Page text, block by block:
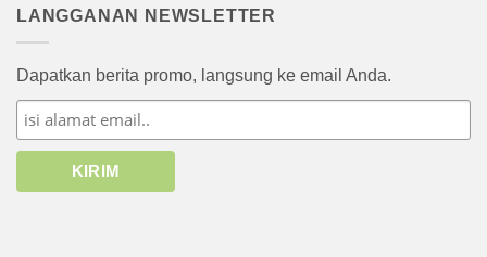
LANGGANAN NEWSLETTER
Dapatkan berita promo, langsung ke email Anda.